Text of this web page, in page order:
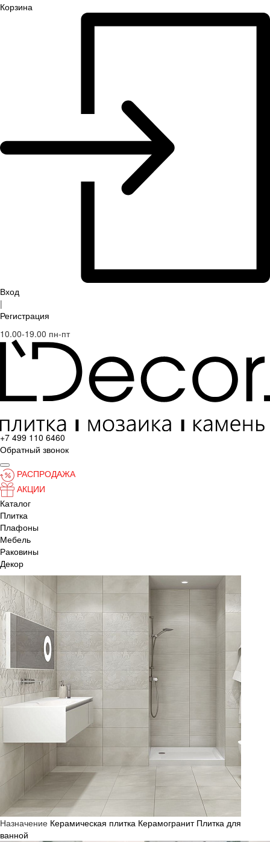
Корзина
Вход
|
Регистрация
10.00-19.00 пн-пт
+7 499 110 6460
Обратный звонок
РАСПРОДАЖА
АКЦИИ
Каталог
Плитка
Плафоны
Мебель
Раковины
Декор
Назначение Керамическая плитка Керамогранит Плитка для
ванной